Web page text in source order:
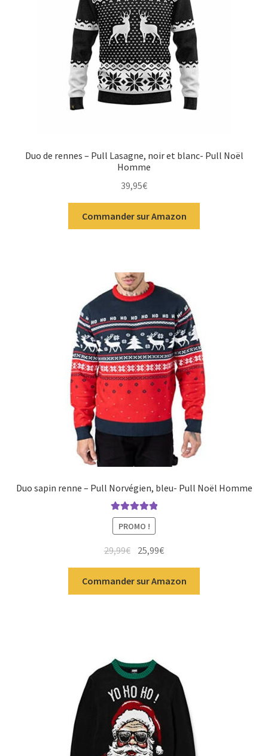
Duo de rennes – Pull Lasagne, noir et blanc- Pull Noël
Homme
39,95€
Commander sur Amazon
Duo sapin renne – Pull Norvégien, bleu- Pull Noël Homme
Note5.00sur
5
PROMO !
29,99€ 25,99€
Commander sur Amazon